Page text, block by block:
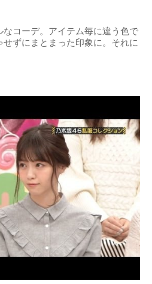
コーデ。アイテム毎に違う色で
せずにまとまった印象に。それに